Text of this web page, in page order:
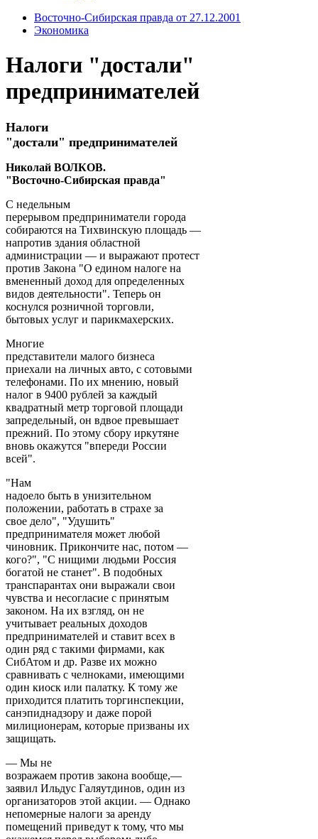
Восточно-Сибирская правда от 27.12.2001
Экономика
Налоги "достали"
предпринимателей
Налоги
"достали" предпринимателей
Николай ВОЛКОВ.
"Восточно-Сибирская правда"
С недельным
перерывом предприниматели города
собираются на Тихвинскую площадь —
напротив здания областной
администрации — и выражают протест
против Закона "О едином налоге на
вмененный доход для определенных
видов деятельности". Теперь он
коснулся розничной торговли,
бытовых услуг и парикмахерских.
Многие
представители малого бизнеса
приехали на личных авто, с сотовыми
телефонами. По их мнению, новый
налог в 9400 рублей за каждый
квадратный метр торговой площади
запредельный, он вдвое превышает
прежний. По этому сбору иркутяне
вновь окажутся "впереди России
всей".
"Нам
надоело быть в унизительном
положении, работать в страхе за
свое дело", "Удушить"
предпринимателя может любой
чиновник. Прикончите нас, потом —
кого?", "С нищими людьми Россия
богатой не станет". В подобных
транспарантах они выражали свои
чувства и несогласие с принятым
законом. На их взгляд, он не
учитывает реальных доходов
предпринимателей и ставит всех в
один ряд с такими фирмами, как
СибАтом и др. Разве их можно
сравнивать с челноками, имеющими
один киоск или палатку. К тому же
приходится платить торгинспекции,
санэпиднадзору и даже порой
милиционерам, которые призваны их
защищать.
— Мы не
возражаем против закона вообще,—
заявил Ильдус Галяутдинов, один из
организаторов этой акции. — Однако
непомерные налоги за аренду
помещений приведут к тому, что мы